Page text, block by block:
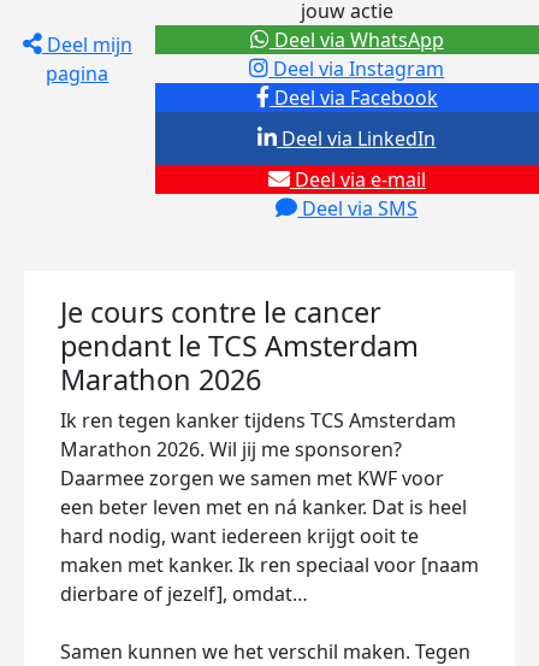
Deel mijn
pagina
jouw actie
Deel via Facebook
Deel via Instagram
Deel via e-mail
Deel via SMS
Deel via LinkedIn
Deel via WhatsApp
Je cours contre le cancer
pendant le TCS Amsterdam
Marathon 2026
Ik ren tegen kanker tijdens TCS Amsterdam
Marathon 2026. Wil jij me sponsoren?
Daarmee zorgen we samen met KWF voor
een beter leven met en ná kanker. Dat is heel
hard nodig, want iedereen krijgt ooit te
maken met kanker. Ik ren speciaal voor [naam
dierbare of jezelf], omdat…
Samen kunnen we het verschil maken. Tegen